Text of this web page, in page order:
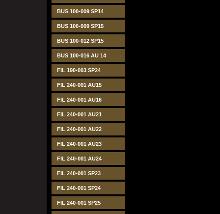
BUS 100-009 SP14
BUS 100-009 SP15
BUS 100-012 SP15
BUS 100-016 AU 14
FIL 190-003 SP24
FIL 240-001 AU15
FIL 240-001 AU16
FIL 240-001 AU21
FIL 240-001 AU22
FIL 240-001 AU23
FIL 240-001 AU24
FIL 240-001 SP23
FIL 240-001 SP24
FIL 240-001 SP25